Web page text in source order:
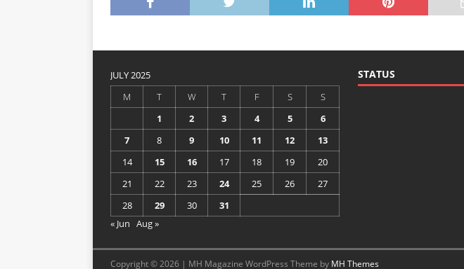
JULY 2025
M
T W T F S
S
1
2 3 4 5
6
7
8 9 10 11 12
13
14
15 16 17 18 19
20
21
22 23 24 25 26
27
28
29 30
31
« Jun Aug »
STATUS
Copyright © 2026 | MH Magazine WordPress Theme by MH Themes